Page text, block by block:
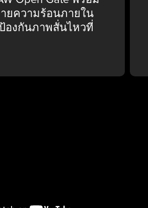
ยความร้อนภายใน
องกันภาพสั่นไหวที่